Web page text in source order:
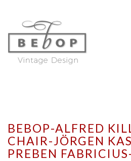
BEBOP-ALFRED
CHAIR-JÖRGEN
PREBEN